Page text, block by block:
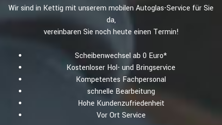
Wir sind in Kettig mit unserem mobilen Autoglas-Service für Sie
da,
vereinbaren Sie noch heute einen Termin!
Scheibenwechsel ab 0 Euro*
Kostenloser Hol- und Bringservice
Kompetentes Fachpersonal
schnelle Bearbeitung
Hohe Kundenzufriedenheit
Vor Ort Service